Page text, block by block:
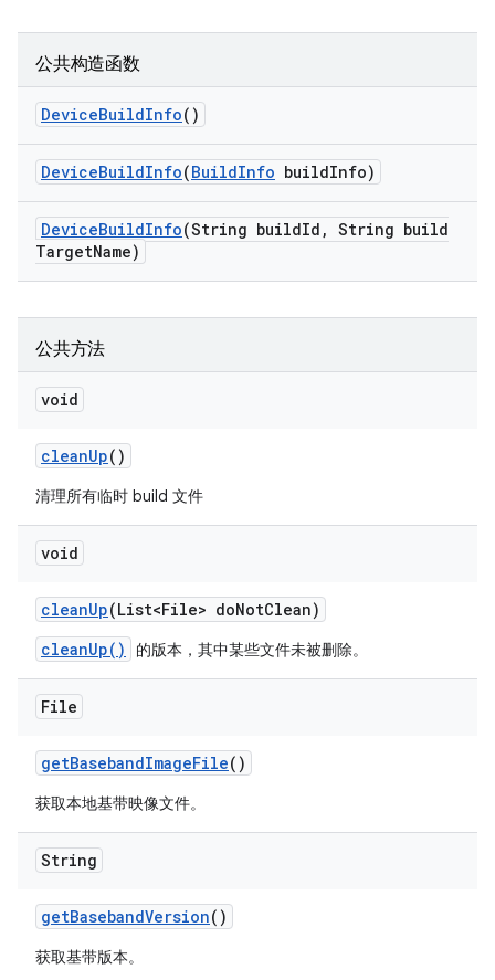
公共构造函数
DeviceBuildInfo()
DeviceBuildInfo(BuildInfo buildInfo)
DeviceBuildInfo(String buildId , String build
TargetName)
公共方法
void
cleanUp()
清理所有临时 build 文件
void
cleanUp(List<File> doNotClean)
cleanUp()
的版本，其中某些文件未被删除。
File
getBasebandImageFile()
获取本地基带映像文件。
String
getBasebandVersion()
获取基带版本。